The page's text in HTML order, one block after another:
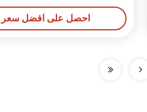
بمنظار الرحم
احصل على افضل سعر